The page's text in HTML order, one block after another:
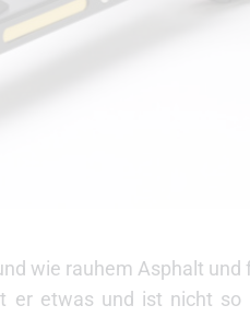
wie rauhem Asphalt und
er etwas und ist nicht